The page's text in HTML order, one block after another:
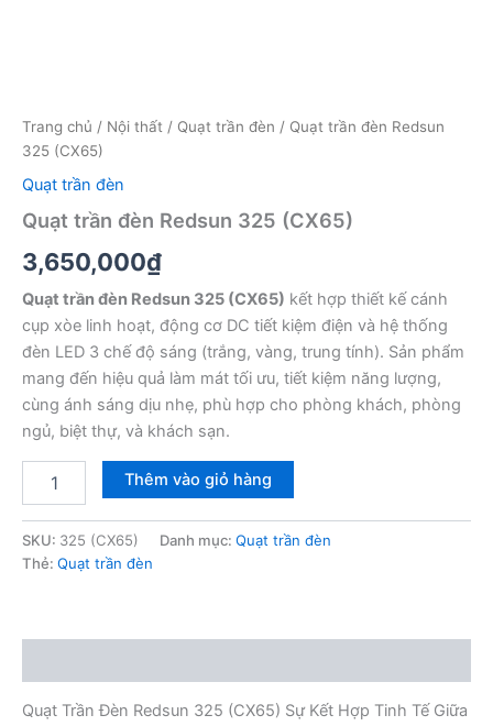
Trang chủ / Nội thất / Quạt trần đèn / Quạt trần đèn Redsun
325 (CX65)
Quạt trần đèn
Quạt trần đèn Redsun 325 (CX65)
3,650,000₫
Quạt trần đèn Redsun 325 (CX65) kết hợp thiết kế cánh
cụp xòe linh hoạt, động cơ DC tiết kiệm điện và hệ thống
đèn LED 3 chế độ sáng (trắng, vàng, trung tính). Sản phẩm
mang đến hiệu quả làm mát tối ưu, tiết kiệm năng lượng,
cùng ánh sáng dịu nhẹ, phù hợp cho phòng khách, phòng
ngủ, biệt thự, và khách sạn.
Redsun
325
Thêm vào giỏ hàng
SKU: 325 (CX65) Danh mục: Quạt trần đèn
Thẻ: Quạt trần đèn
Quạt Trần Đèn Redsun 325 (CX65) Sự Kết Hợp Tinh Tế Giữa